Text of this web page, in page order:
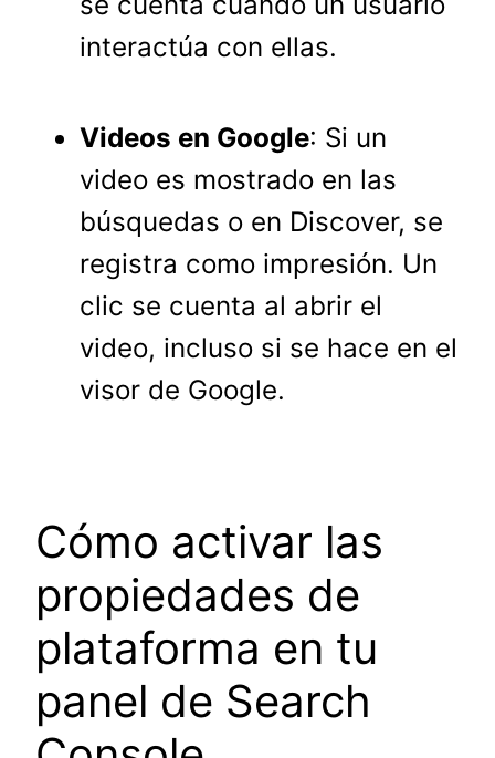
interactúa con ellas.
Videos en Google: Si un
video es mostrado en las
búsquedas o en Discover, se
registra como impresión. Un
clic se cuenta al abrir el
video, incluso si se hace en el
visor de Google.
Cómo activar las
propiedades de
plataforma en tu
panel de Search